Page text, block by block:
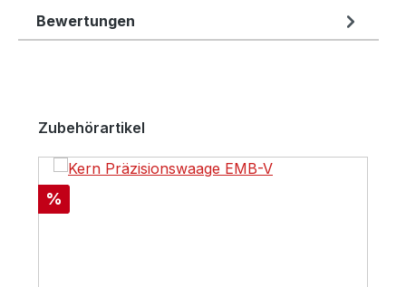
Bewertungen
Produktgalerie überspringen
Zubehörartikel
Rabatt
%